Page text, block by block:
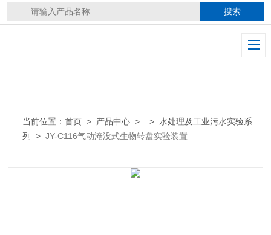
当前位置：首页 > 产品中心 > > 水处理及工业污水实验系
列
>JY-C116气动淹没式生物转盘实验装置